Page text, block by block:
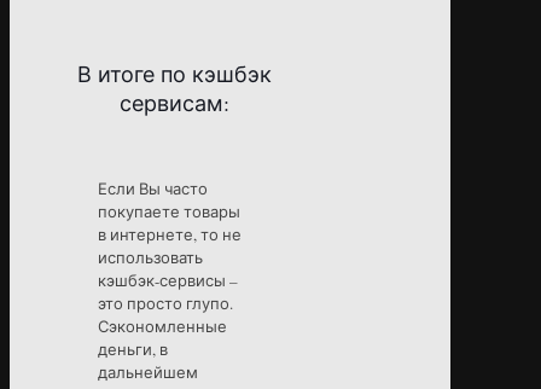
В итоге по кэшбэк
сервисам:
Если Вы часто
покупаете товары
в интернете, то не
использовать
кэшбэк-сервисы –
это просто глупо.
Сэкономленные
деньги, в
дальнейшем